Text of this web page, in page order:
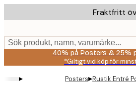
to
content.
Fraktfritt
Sök produkt, namn, varumärke...
40% på Posters & 25%
*Giltigt vid köp för
▸ Posters▸Rustik Entré